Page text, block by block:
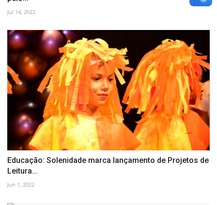
Jul 14, 2022
Educação: Solenidade marca lançamento de Projetos de
Leitura...
Jun 1, 2022